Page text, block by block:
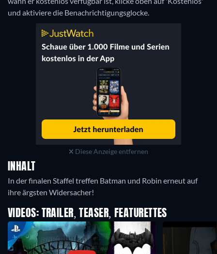
und aktiviere die Benachrichtigungsglocke.
Diese Anzeige entfernen
INHALT
In der finalen Staffel treffen Batman und Robin erneut auf
ihre ärgsten Widersacher!
VIDEOS: TRAILER, TEASER, FEATURETTES